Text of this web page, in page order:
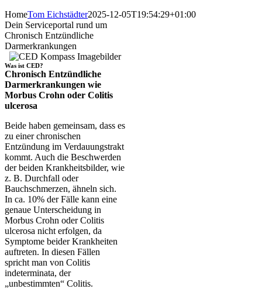
HomeTom Eichstädter2025-12-05T19:54:29+01:00
Dein Serviceportal rund um
Chronisch Entzündliche
Darmerkrankungen
Was ist CED?
Chronisch Entzündliche
Darmerkrankungen wie
Morbus Crohn oder Colitis
ulcerosa
Beide haben gemeinsam, dass es
zu einer chronischen
Entzündung im Verdauungstrakt
kommt. Auch die Beschwerden
der beiden Krankheitsbilder, wie
z. B. Durchfall oder
Bauchschmerzen, ähneln sich.
In ca. 10% der Fälle kann eine
genaue Unterscheidung in
Morbus Crohn oder Colitis
ulcerosa nicht erfolgen, da
Symptome beider Krankheiten
auftreten. In diesen Fällen
spricht man von Colitis
indeterminata, der
„unbestimmten“ Colitis.